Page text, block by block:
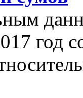
год